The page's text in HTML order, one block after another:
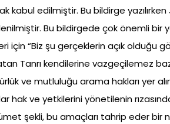
kabul edilmiştir. Bu bildirge
Bu bildirgede çok önemli
için “Biz şu gerçeklerin açık olduğu
Tanrı kendilerine vazgeçilemez
ve mutluluğu arama hakları yer
hak ve yetkilerini yönetilenin
şekli, bu amaçları tahrip eder bir